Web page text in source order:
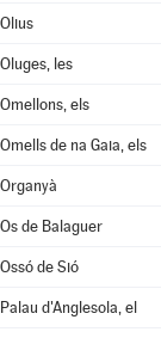
Olius
Oluges, les
Omellons, els
Omells de na Gaia, els
Organyà
Os de Balaguer
Ossó de Sió
Palau d'Anglesola, el